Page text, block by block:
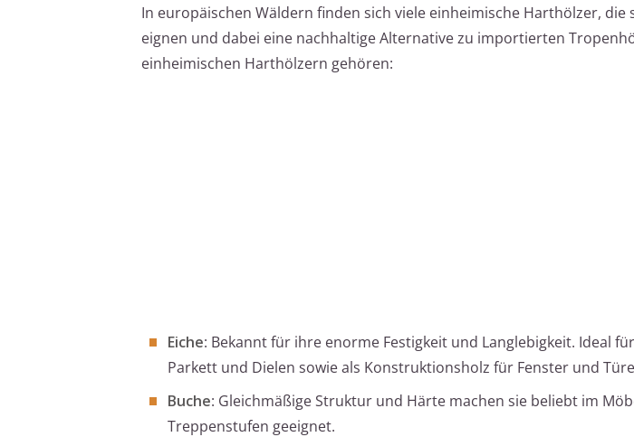
In europäischen Wäldern finden sich viele einheimische Harthölzer,
eignen und dabei eine nachhaltige Alternative zu importierten
einheimischen Harthölzern gehören:
Eiche: Bekannt für ihre enorme Festigkeit und Langlebigkeit. Ideal
Parkett und Dielen sowie als Konstruktionsholz für Fenster und
Buche: Gleichmäßige Struktur und Härte machen sie beliebt im
Treppenstufen geeignet.